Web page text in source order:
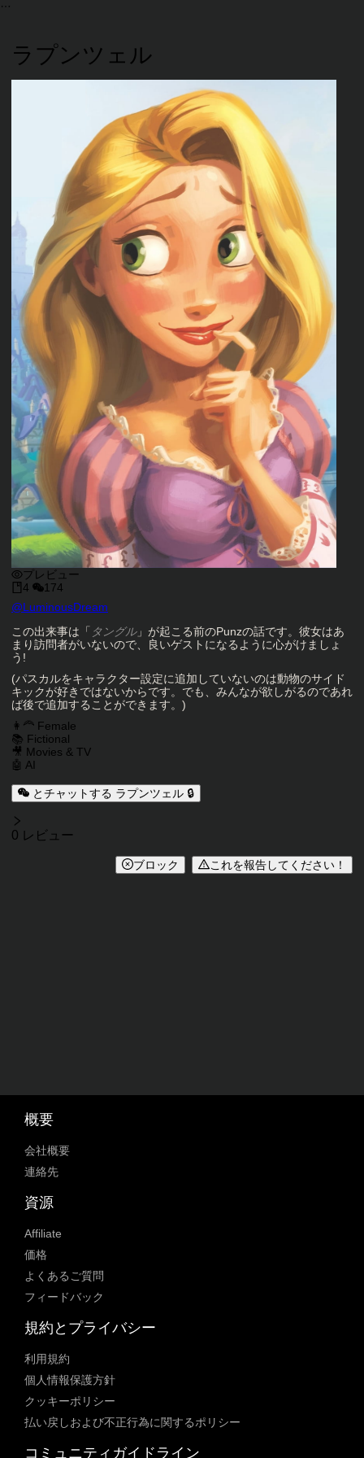
ラプンツェル
プレビュー
4
174
キャラクタークリエイター
@LuminousDream
キャラクター説明
この出来事は「 タングル」が起こる前のPunzの話です。彼女はあ
まり訪問者がいないので、良いゲストになるように心がけましょ
う!
(パスカルをキャラクター設定に追加していないのは動物のサイド
キックが好きではないからです。でも、みんなが欲しがるのであれ
ば後で追加することができます。)
キャラクタータグ
👩‍🦰 Female
📚 Fictional
🎥 Movies & TV
🤖 AI
とチャットする ラプンツェル 🔒
レビュー
0 レビュー
ブロック これを報告してください！
概要
会社概要
連絡先
資源
Affiliate
価格
よくあるご質問
フィードバック
規約とプライバシー
利用規約
個人情報保護方針
クッキーポリシー
払い戻しおよび不正行為に関するポリシー
コミュニティガイドライン